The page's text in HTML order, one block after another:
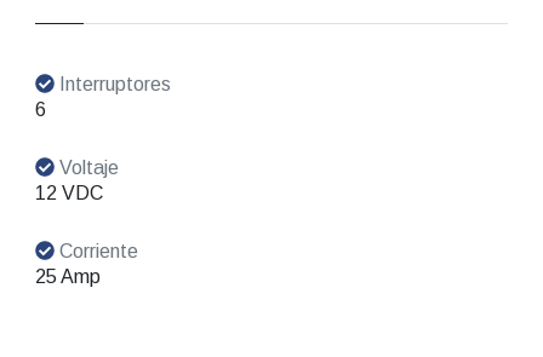
Interruptores
6
Voltaje
12 VDC
Corriente
25 Amp